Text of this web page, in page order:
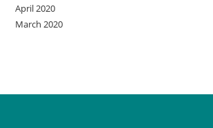
April 2020
March 2020